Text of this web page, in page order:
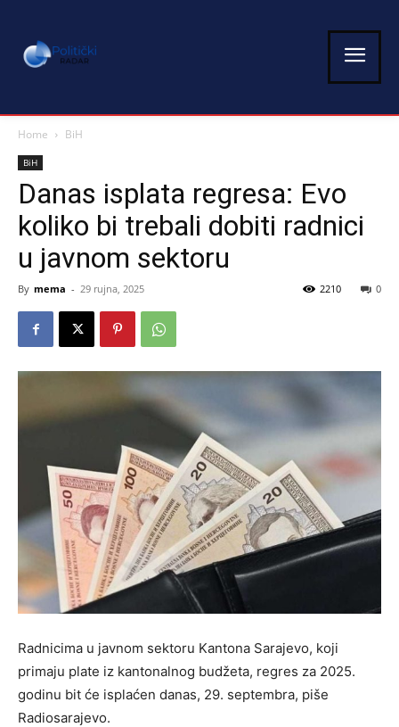
Home BiH
BiH
Danas isplata regresa: Evo
koliko bi trebali dobiti radnici
u javnom sektoru
By mema - 29 rujna, 2025 0
2210
Radnicima u javnom sektoru Kantona Sarajevo, koji
primaju plate iz kantonalnog budžeta, regres za 2025.
godinu bit će isplaćen danas, 29. septembra, piše
Radiosarajevo.